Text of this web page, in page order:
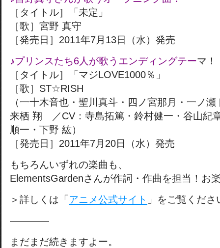
［タイトル］「未定」
［歌］宮野 真守
［発売日］2011年7月13日（水）発売
♪プリンスたち6人が歌うエンディングテーマ！
［タイトル］「マジLOVE1000％」
［歌］ST☆RISH
（一十木音也・聖川真斗・四ノ宮那月・一ノ
来栖 翔 ／CV：寺島拓篤・鈴村健一・谷山紀
順一・下野 紘）
［発売日］2011年7月20日（水）発売
もちろんいずれの楽曲も、
ElementsGardenさんが作詞・作曲を担当！お
＞詳しくは「 アニメ公式サイト 」をご覧くださ
————
まだまだ続きますよー。